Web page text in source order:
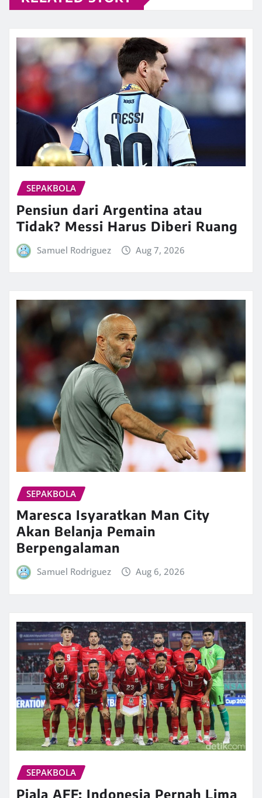
SEPAKBOLA
Pensiun dari Argentina atau
Tidak? Messi Harus Diberi Ruang
Samuel Rodriguez Aug 7, 2026
SEPAKBOLA
Maresca Isyaratkan Man City
Akan Belanja Pemain
Berpengalaman
Samuel Rodriguez Aug 6, 2026
SEPAKBOLA
Piala AFF: Indonesia Pernah Lima